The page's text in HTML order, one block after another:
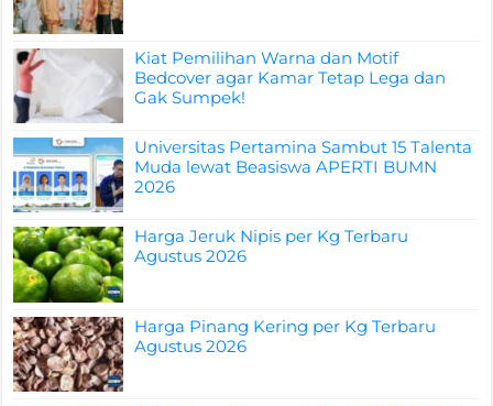
Kiat Pemilihan Warna dan Motif
Bedcover agar Kamar Tetap Lega dan
Gak Sumpek!
Universitas Pertamina Sambut 15 Talenta
Muda lewat Beasiswa APERTI BUMN
2026
Harga Jeruk Nipis per Kg Terbaru
Agustus 2026
Harga Pinang Kering per Kg Terbaru
Agustus 2026